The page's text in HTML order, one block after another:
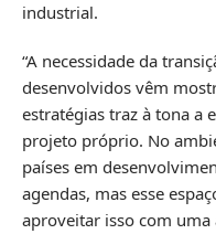
industrial.
“A necessidade da
desenvolvidos vêm
estratégias traz à tona a
projeto próprio. No
países em
agendas, mas esse
aproveitar isso com uma